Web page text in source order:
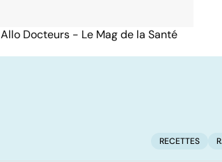
Allo Docteurs - Le Mag de la Santé
RECETTES